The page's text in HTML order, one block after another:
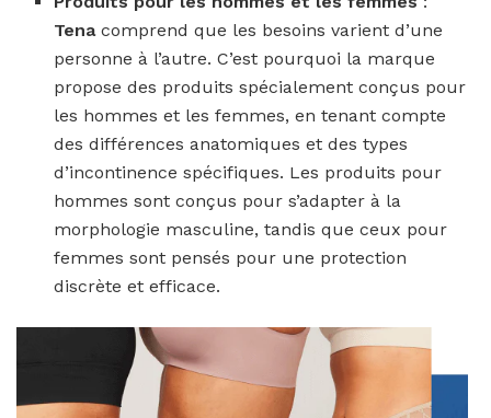
Tenacomprend que les besoins varient d’une
personne à l’autre. C’est pourquoi la marque
propose des produits spécialement conçus pour
les hommes et les femmes, en tenant compte
des différences anatomiques et des types
d’incontinence spécifiques. Les produits pour
hommes sont conçus pour s’adapter à la
morphologie masculine, tandis que ceux pour
femmes sont pensés pour une protection
discrète et efficace.